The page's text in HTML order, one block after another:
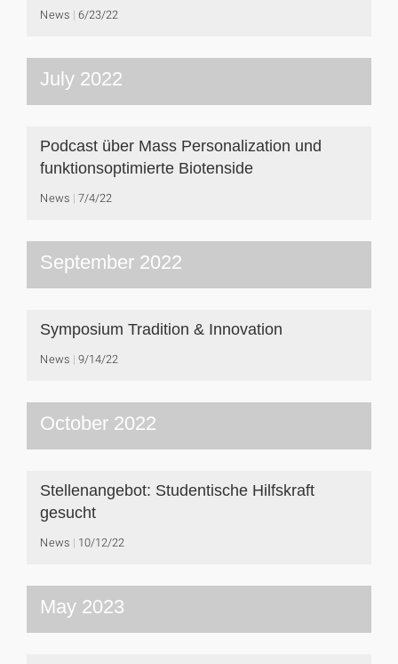
News 6/23/22
July 2022
Podcast über Mass Personalization und
funktionsoptimierte Biotenside
News 7/4/22
September 2022
Symposium Tradition & Innovation
News 9/14/22
October 2022
Stellenangebot: Studentische Hilfskraft
gesucht
News 10/12/22
May 2023